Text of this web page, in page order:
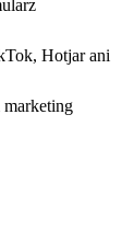
Hotjar ani
marketing